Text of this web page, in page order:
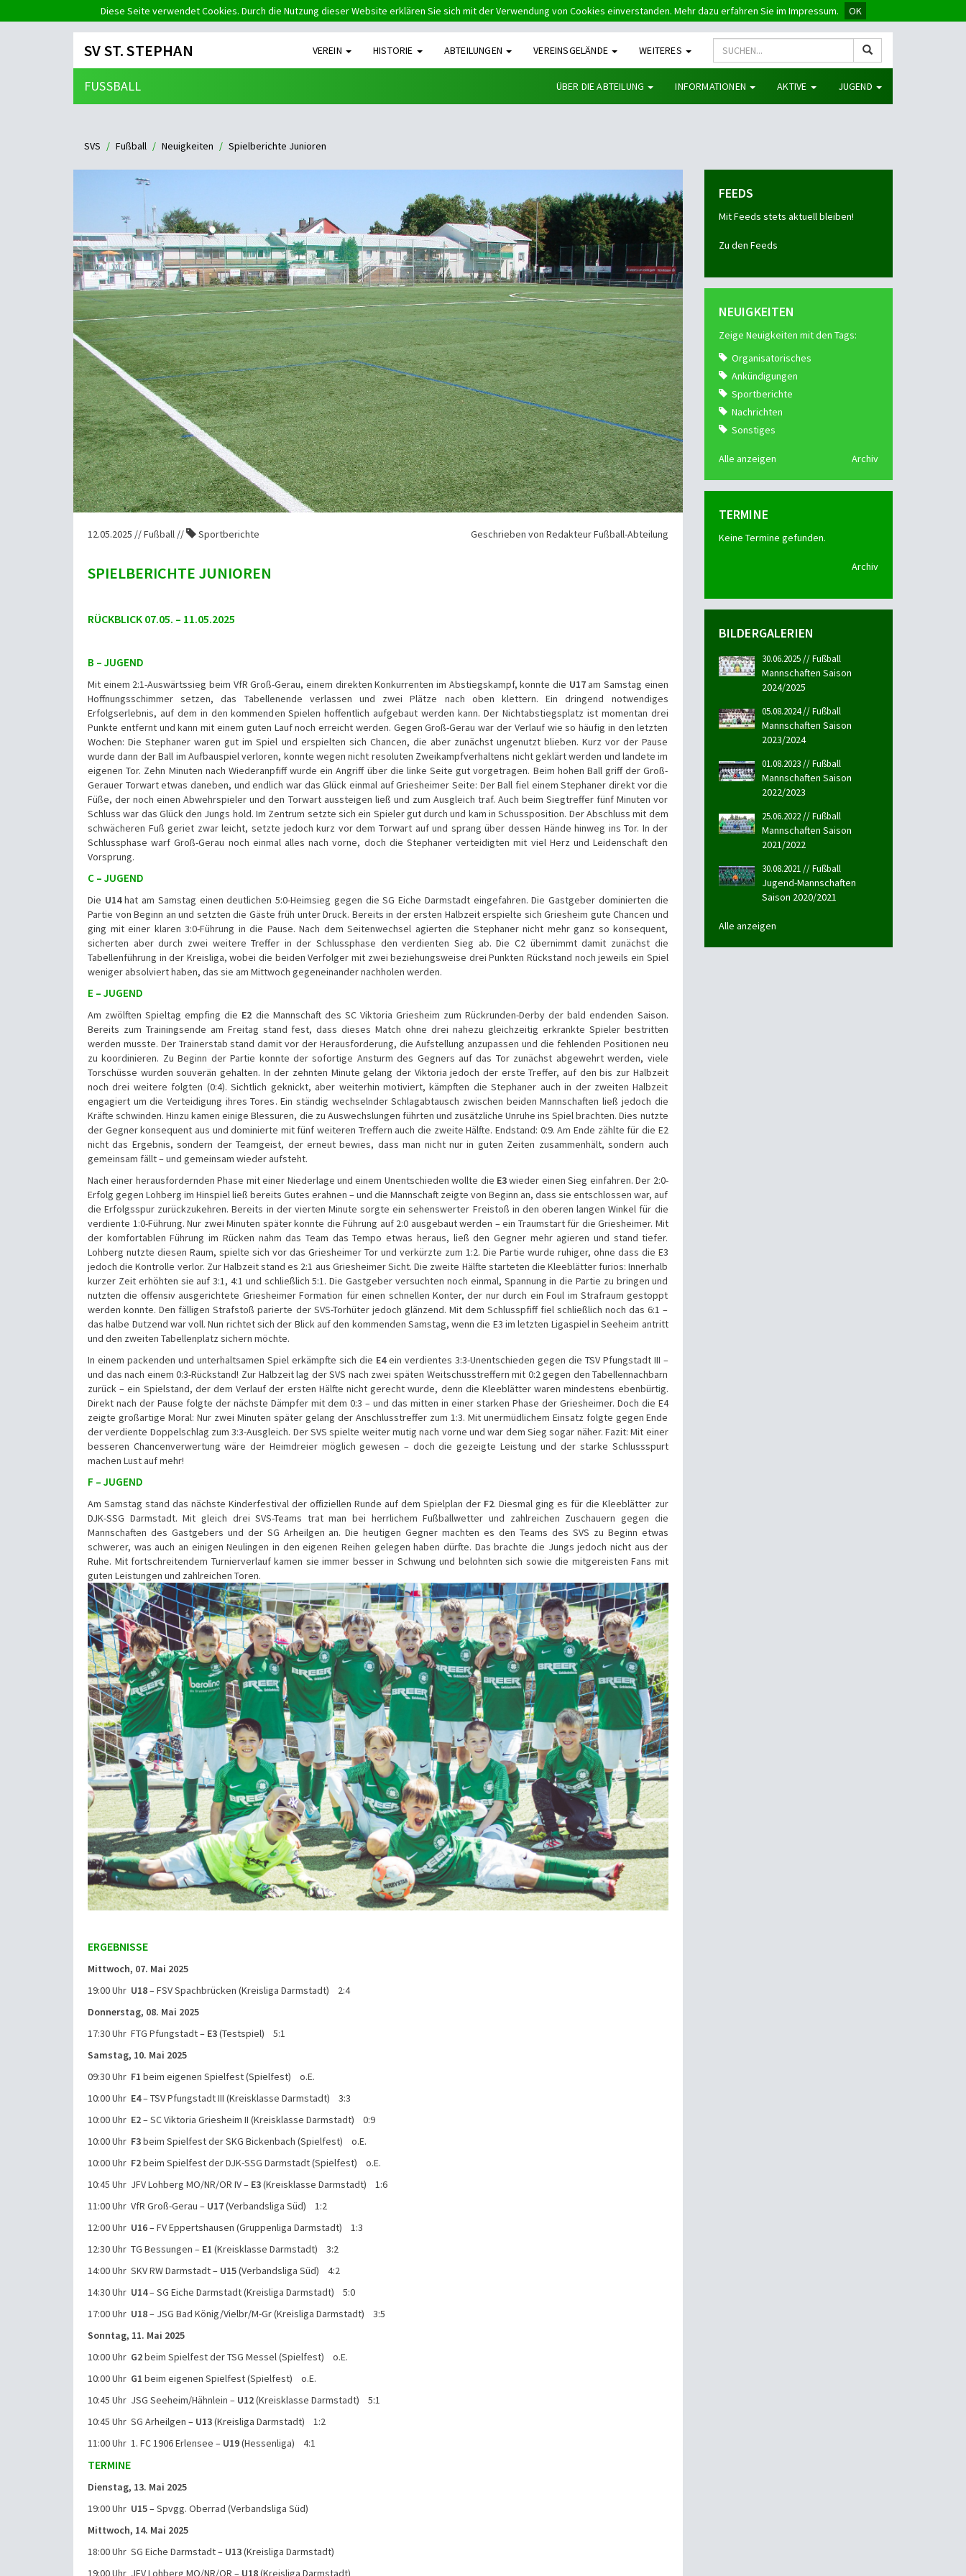
Diese Seite verwendet Cookies. Durch die Nutzung dieser Website erklären Sie sich mit der Verwendung von Cookies einverstanden. Mehr dazu erfahren Sie im Impressum. OK
SV ST. STEPHAN VEREIN HISTORIE ABTEILUNGEN VEREINSGELÄNDE WEITERES
FUSSBALL ÜBER DIE ABTEILUNG INFORMATIONEN AKTIVE JUGEND
SVS Fußball Neuigkeiten Spielberichte Junioren
12.05.2025 // Fußball // Sportberichte Geschrieben von Redakteur Fußball-Abteilung
SPIELBERICHTE JUNIOREN
RÜCKBLICK 07.05. – 11.05.2025
B – JUGEND
Mit einem 2:1-Auswärtssieg beim VfR Groß-Gerau, einem direkten Konkurrenten im Abstiegskampf, konnte die U17am Samstag einen
Hoffnungsschimmer setzen, das Tabellenende verlassen und zwei Plätze nach oben klettern. Ein dringend notwendiges
Erfolgserlebnis, auf dem in den kommenden Spielen hoffentlich aufgebaut werden kann. Der Nichtabstiegsplatz ist momentan drei
Punkte entfernt und kann mit einem guten Lauf noch erreicht werden. Gegen Groß-Gerau war der Verlauf wie so häufig in den letzten
Wochen: Die Stephaner waren gut im Spiel und erspielten sich Chancen, die aber zunächst ungenutzt blieben. Kurz vor der Pause
wurde dann der Ball im Aufbauspiel verloren, konnte wegen nicht resoluten Zweikampfverhaltens nicht geklärt werden und landete im
eigenen Tor. Zehn Minuten nach Wiederanpfiff wurde ein Angriff über die linke Seite gut vorgetragen. Beim hohen Ball griff der Groß-
Gerauer Torwart etwas daneben, und endlich war das Glück einmal auf Griesheimer Seite: Der Ball fiel einem Stephaner direkt vor die
Füße, der noch einen Abwehrspieler und den Torwart aussteigen ließ und zum Ausgleich traf. Auch beim Siegtreffer fünf Minuten vor
Schluss war das Glück den Jungs hold. Im Zentrum setzte sich ein Spieler gut durch und kam in Schussposition. Der Abschluss mit dem
schwächeren Fuß geriet zwar leicht, setzte jedoch kurz vor dem Torwart auf und sprang über dessen Hände hinweg ins Tor. In der
Schlussphase warf Groß-Gerau noch einmal alles nach vorne, doch die Stephaner verteidigten mit viel Herz und Leidenschaft den
Vorsprung.
C – JUGEND
Die U14hat am Samstag einen deutlichen 5:0-Heimsieg gegen die SG Eiche Darmstadt eingefahren. Die Gastgeber dominierten die
Partie von Beginn an und setzten die Gäste früh unter Druck. Bereits in der ersten Halbzeit erspielte sich Griesheim gute Chancen und
ging mit einer klaren 3:0-Führung in die Pause. Nach dem Seitenwechsel agierten die Stephaner nicht mehr ganz so konsequent,
sicherten aber durch zwei weitere Treffer in der Schlussphase den verdienten Sieg ab. Die C2 übernimmt damit zunächst die
Tabellenführung in der Kreisliga, wobei die beiden Verfolger mit zwei beziehungsweise drei Punkten Rückstand noch jeweils ein Spiel
weniger absolviert haben, das sie am Mittwoch gegeneinander nachholen werden.
E – JUGEND
Am zwölften Spieltag empfing die E2 die Mannschaft des SC Viktoria Griesheim zum Rückrunden-Derby der bald endenden Saison.
Bereits zum Trainingsende am Freitag stand fest, dass dieses Match ohne drei nahezu gleichzeitig erkrankte Spieler bestritten
werden musste. Der Trainerstab stand damit vor der Herausforderung, die Aufstellung anzupassen und die fehlenden Positionen neu
zu koordinieren. Zu Beginn der Partie konnte der sofortige Ansturm des Gegners auf das Tor zunächst abgewehrt werden, viele
Torschüsse wurden souverän gehalten. In der zehnten Minute gelang der Viktoria jedoch der erste Treffer, auf den bis zur Halbzeit
noch drei weitere folgten (0:4). Sichtlich geknickt, aber weiterhin motiviert, kämpften die Stephaner auch in der zweiten Halbzeit
engagiert um die Verteidigung ihres Tores. Ein ständig wechselnder Schlagabtausch zwischen beiden Mannschaften ließ jedoch die
Kräfte schwinden. Hinzu kamen einige Blessuren, die zu Auswechslungen führten und zusätzliche Unruhe ins Spiel brachten. Dies nutzte
der Gegner konsequent aus und dominierte mit fünf weiteren Treffern auch die zweite Hälfte. Endstand: 0:9. Am Ende zählte für die E2
nicht das Ergebnis, sondern der Teamgeist, der erneut bewies, dass man nicht nur in guten Zeiten zusammenhält, sondern auch
gemeinsam fällt – und gemeinsam wieder aufsteht.
Nach einer herausfordernden Phase mit einer Niederlage und einem Unentschieden wollte die E3wieder einen Sieg einfahren. Der 2:0-
Erfolg gegen Lohberg im Hinspiel ließ bereits Gutes erahnen – und die Mannschaft zeigte von Beginn an, dass sie entschlossen war, auf
die Erfolgsspur zurückzukehren. Bereits in der vierten Minute sorgte ein sehenswerter Freistoß in den oberen langen Winkel für die
verdiente 1:0-Führung. Nur zwei Minuten später konnte die Führung auf 2:0 ausgebaut werden – ein Traumstart für die Griesheimer. Mit
der komfortablen Führung im Rücken nahm das Team das Tempo etwas heraus, ließ den Gegner mehr agieren und stand tiefer.
Lohberg nutzte diesen Raum, spielte sich vor das Griesheimer Tor und verkürzte zum 1:2. Die Partie wurde ruhiger, ohne dass die E3
jedoch die Kontrolle verlor. Zur Halbzeit stand es 2:1 aus Griesheimer Sicht. Die zweite Hälfte starteten die Kleeblätter furios: Innerhalb
kurzer Zeit erhöhten sie auf 3:1, 4:1 und schließlich 5:1. Die Gastgeber versuchten noch einmal, Spannung in die Partie zu bringen und
nutzten die offensiv ausgerichtete Griesheimer Formation für einen schnellen Konter, der nur durch ein Foul im Strafraum gestoppt
werden konnte. Den fälligen Strafstoß parierte der SVS-Torhüter jedoch glänzend. Mit dem Schlusspfiff fiel schließlich noch das 6:1 –
das halbe Dutzend war voll. Nun richtet sich der Blick auf den kommenden Samstag, wenn die E3 im letzten Ligaspiel in Seeheim antritt
und den zweiten Tabellenplatz sichern möchte.
In einem packenden und unterhaltsamen Spiel erkämpfte sich die E4ein verdientes 3:3-Unentschieden gegen die TSV Pfungstadt III –
und das nach einem 0:3-Rückstand! Zur Halbzeit lag der SVS nach zwei späten Weitschusstreffern mit 0:2 gegen den Tabellennachbarn
zurück – ein Spielstand, der dem Verlauf der ersten Hälfte nicht gerecht wurde, denn die Kleeblätter waren mindestens ebenbürtig.
Direkt nach der Pause folgte der nächste Dämpfer mit dem 0:3 – und das mitten in einer starken Phase der Griesheimer. Doch die E4
zeigte großartige Moral: Nur zwei Minuten später gelang der Anschlusstreffer zum 1:3. Mit unermüdlichem Einsatz folgte gegen Ende
der verdiente Doppelschlag zum 3:3-Ausgleich. Der SVS spielte weiter mutig nach vorne und war dem Sieg sogar näher. Fazit: Mit einer
besseren Chancenverwertung wäre der Heimdreier möglich gewesen – doch die gezeigte Leistung und der starke Schlussspurt
machen Lust auf mehr!
F – JUGEND
Am Samstag stand das nächste Kinderfestival der offiziellen Runde auf dem Spielplan der F2. Diesmal ging es für die Kleeblätter zur
DJK-SSG Darmstadt. Mit gleich drei SVS-Teams trat man bei herrlichem Fußballwetter und zahlreichen Zuschauern gegen die
Mannschaften des Gastgebers und der SG Arheilgen an. Die heutigen Gegner machten es den Teams des SVS zu Beginn etwas
schwerer, was auch an einigen Neulingen in den eigenen Reihen gelegen haben dürfte. Das brachte die Jungs jedoch nicht aus der
Ruhe. Mit fortschreitendem Turnierverlauf kamen sie immer besser in Schwung und belohnten sich sowie die mitgereisten Fans mit
guten Leistungen und zahlreichen Toren.
ERGEBNISSE
Mittwoch, 07. Mai 2025
19:00 Uhr U18– FSV Spachbrücken (Kreisliga Darmstadt) 2:4
Donnerstag, 08. Mai 2025
17:30 Uhr FTG Pfungstadt – E3(Testspiel) 5:1
Samstag, 10. Mai 2025
09:30 Uhr F1 beim eigenen Spielfest (Spielfest) o.E.
10:00 Uhr E4– TSV Pfungstadt III (Kreisklasse Darmstadt) 3:3
10:00 Uhr E2– SC Viktoria Griesheim II (Kreisklasse Darmstadt) 0:9
10:00 Uhr F3beim Spielfest der SKG Bickenbach (Spielfest) o.E.
10:00 Uhr F2beim Spielfest der DJK-SSG Darmstadt (Spielfest) o.E.
10:45 Uhr JFV Lohberg MO/NR/OR IV – E3(Kreisklasse Darmstadt) 1:6
11:00 Uhr VfR Groß-Gerau – U17(Verbandsliga Süd) 1:2
12:00 Uhr U16– FV Eppertshausen (Gruppenliga Darmstadt) 1:3
12:30 Uhr TG Bessungen – E1 (Kreisklasse Darmstadt) 3:2
14:00 Uhr SKV RW Darmstadt – U15(Verbandsliga Süd) 4:2
14:30 Uhr U14– SG Eiche Darmstadt (Kreisliga Darmstadt) 5:0
17:00 Uhr U18– JSG Bad König/Vielbr/M-Gr (Kreisliga Darmstadt) 3:5
Sonntag, 11. Mai 2025
10:00 Uhr G2beim Spielfest der TSG Messel (Spielfest) o.E.
10:00 Uhr G1 beim eigenen Spielfest (Spielfest) o.E.
10:45 Uhr JSG Seeheim/Hähnlein – U12(Kreisklasse Darmstadt) 5:1
10:45 Uhr SG Arheilgen – U13(Kreisliga Darmstadt) 1:2
11:00 Uhr 1. FC 1906 Erlensee – U19(Hessenliga) 4:1
TERMINE
Dienstag, 13. Mai 2025
19:00 Uhr U15– Spvgg. Oberrad (Verbandsliga Süd)
Mittwoch, 14. Mai 2025
18:00 Uhr SG Eiche Darmstadt – U13(Kreisliga Darmstadt)
19:00 Uhr JFV Lohberg MO/NR/OR – U18(Kreisliga Darmstadt)
FEEDS
Mit Feeds stets aktuell bleiben!
Zu den Feeds
NEUIGKEITEN
Zeige Neuigkeiten mit den Tags:
Organisatorisches
Ankündigungen
Sportberichte
Nachrichten
Sonstiges
Alle anzeigen Archiv
TERMINE
Keine Termine gefunden.
Archiv
BILDERGALERIEN
30.06.2025 // Fußball
Mannschaften Saison
2024/2025
05.08.2024 // Fußball
Mannschaften Saison
2023/2024
01.08.2023 // Fußball
Mannschaften Saison
2022/2023
25.06.2022 // Fußball
Mannschaften Saison
2021/2022
30.08.2021 // Fußball
Jugend-Mannschaften
Saison 2020/2021
Alle anzeigen